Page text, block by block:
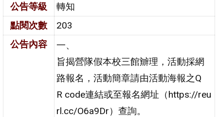
公告等級
轉知
點閱次數
203
公告內容
一、
旨揭營隊假本校三館辧理，活動採網
路報名，活動簡章請由活動海報之Q
R code連結或至報名網址（https://reu
rl.cc/O6a9Dr）查詢。